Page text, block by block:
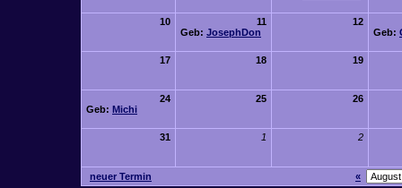
10
11
Geb: JosephDon
12
Geb:
17 18 19
24
Geb: Michi
25 26
31 1 2
neuer Termin
«